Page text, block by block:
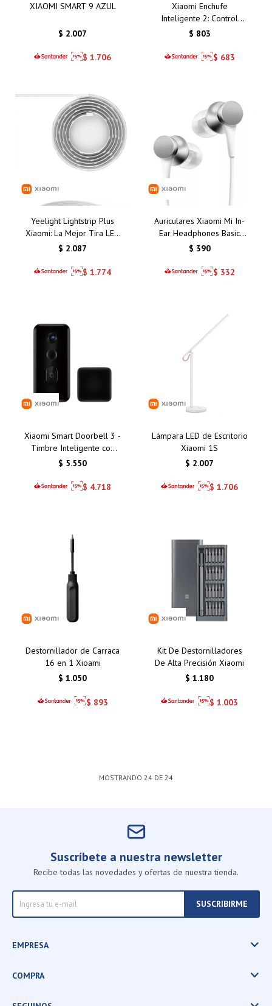
XIAOMI SMART 9 AZUL
$ 2.007
$ 1.706
Xiaomi Enchufe
Inteligente 2: Control
Remoto y Eficiencia
Inteligente en Uruguay
$ 803
$ 683
Yeelight Lightstrip Plus
Xiaomi: La Mejor Tira LED
Inteligente con Control de
Uruguay
$ 2.087
$ 1.774
Auriculares Xiaomi Mi In-
Ear Headphones Basic
Silver/Plata: Calidad de
Inigualable
$ 390
$ 332
Xiaomi Smart Doorbell 3 -
Timbre Inteligente con
Cámara HD, Visión
Wi-Fi
$ 5.550
$ 4.718
Lámpara LED de Escritorio
Xiaomi 1S
$ 2.007
$ 1.706
Destornillador de Carraca
16 en 1 Xioami
$ 1.050
$ 893
Kit De Destornilladores
De Alta Precisión Xiaomi
$ 1.180
$ 1.003
MOSTRANDO 24 DE 24
Suscríbete a nuestra newsletter
Recibe todas las novedades y ofertas de nuestra tienda.
SUSCRIBIRME
EMPRESA
COMPRA